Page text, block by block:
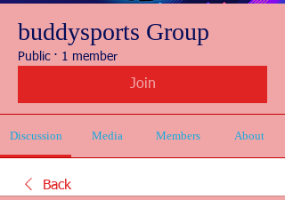
buddysports Group
Public · 1 member
Join
Discussion Media Members About
Back